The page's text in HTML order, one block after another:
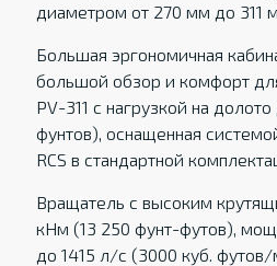
диаметром от 270 мм до 311
Большая эргономичная
большой обзор и комфорт
PV-311 с нагрузкой на
фунтов), оснащенная
RCS в стандартной
Вращатель с высоким
кНм (13 250 фунт-футов),
до 1415 л/с (3000 куб.